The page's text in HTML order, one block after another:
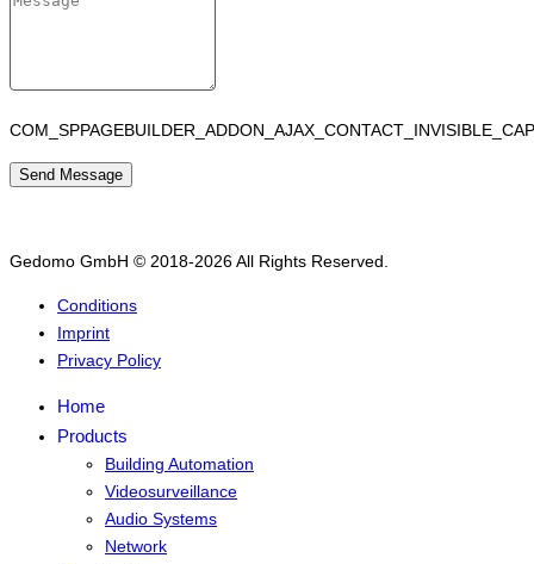
Send Message
Gedomo GmbH © 2018-2026 All Rights Reserved.
Conditions
Imprint
Privacy Policy
Home
Products
Building Automation
Videosurveillance
Audio Systems
Network